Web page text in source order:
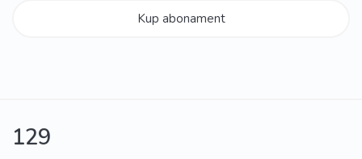
Kup abonament
129